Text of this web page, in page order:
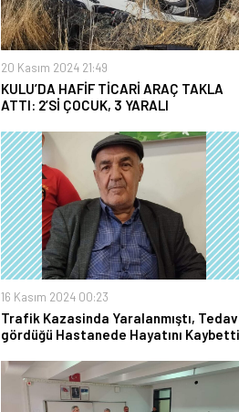
20 Kasım 2024 21:49
KULU’DA HAFİF TİCARİ ARAÇ TAKLA
ATTI: 2’Sİ ÇOCUK, 3 YARALI
16 Kasım 2024 00:23
Trafik Kazasinda Yaralanmıştı,
gördüğü Hastanede Hayatını Kaybetti